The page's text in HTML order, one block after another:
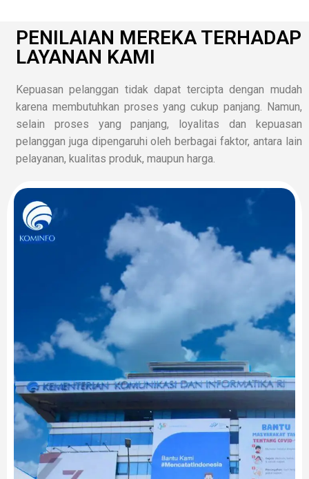
PENILAIAN MEREKA TERHADAP
LAYANAN KAMI
Kepuasan pelanggan tidak dapat tercipta dengan mudah
karena membutuhkan proses yang cukup panjang. Namun,
selain proses yang panjang, loyalitas dan kepuasan
pelanggan juga dipengaruhi oleh berbagai faktor, antara lain
pelayanan, kualitas produk, maupun harga.